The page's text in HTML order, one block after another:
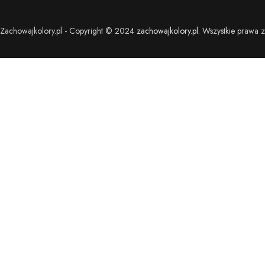
Zachowajkolory.pl - Copyright © 2024 zachowajkolory.pl. Wszystkie prawa